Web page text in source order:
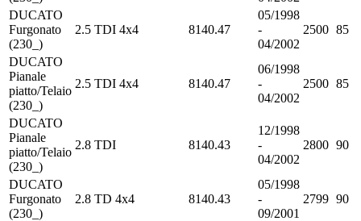
DUCATO
Furgonato
(230_)
2.5 TDI 4x4 8140.47
05/1998
-
04/2002
2500 85
DUCATO
Pianale
piatto/Telaio
(230_)
2.5 TDI 4x4 8140.47
06/1998
-
04/2002
2500 85
DUCATO
Pianale
piatto/Telaio
(230_)
2.8 TDI 8140.43
12/1998
-
04/2002
2800 90
DUCATO
Furgonato
(230_)
2.8 TD 4x4 8140.43
05/1998
-
09/2001
2799 90